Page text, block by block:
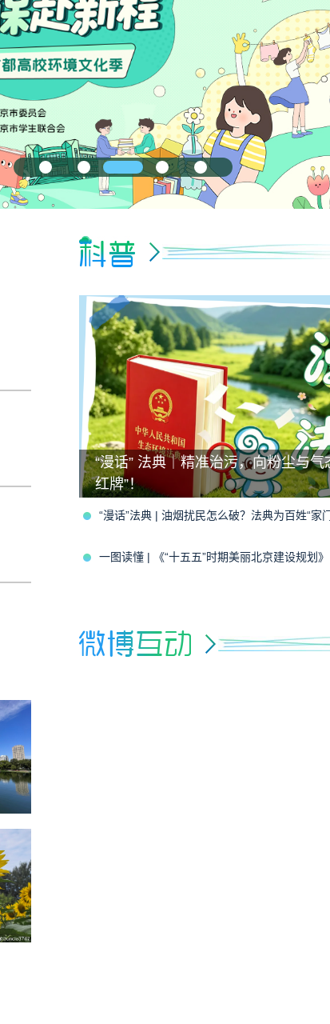
“漫话” 法典｜精准治污，向粉尘与气
红牌”！
“漫话”法典 | 油烟扰民怎么破？法典为百姓“家
一图读懂 | 《“十五五”时期美丽北京建设规划》